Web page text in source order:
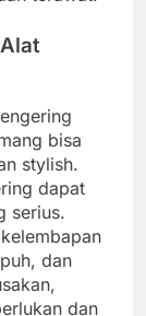
bisa
stylish.
dapat
serius.
dan
dan